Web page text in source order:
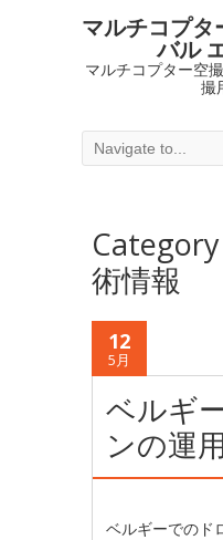
マルチコプタ
バル
マルチコプター空
撮
術情報
12
5月
ベルギ
ンの運用
ベルギーでのド